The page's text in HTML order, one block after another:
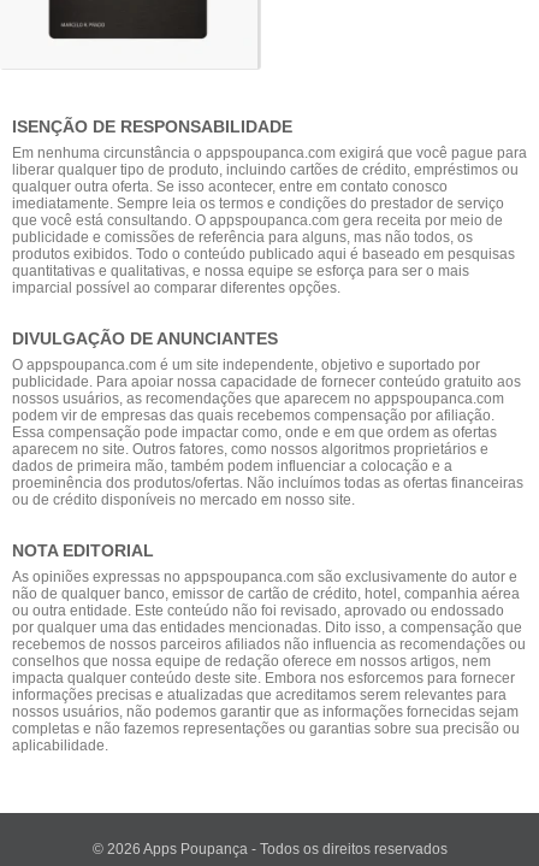
ISENÇÃO DE RESPONSABILIDADE
Em nenhuma circunstância o appspoupanca.com exigirá que você pague para
liberar qualquer tipo de produto, incluindo cartões de crédito, empréstimos ou
qualquer outra oferta. Se isso acontecer, entre em contato conosco
imediatamente. Sempre leia os termos e condições do prestador de serviço
que você está consultando. O appspoupanca.com gera receita por meio de
publicidade e comissões de referência para alguns, mas não todos, os
produtos exibidos. Todo o conteúdo publicado aqui é baseado em pesquisas
quantitativas e qualitativas, e nossa equipe se esforça para ser o mais
imparcial possível ao comparar diferentes opções.
DIVULGAÇÃO DE ANUNCIANTES
O appspoupanca.com é um site independente, objetivo e suportado por
publicidade. Para apoiar nossa capacidade de fornecer conteúdo gratuito aos
nossos usuários, as recomendações que aparecem no appspoupanca.com
podem vir de empresas das quais recebemos compensação por afiliação.
Essa compensação pode impactar como, onde e em que ordem as ofertas
aparecem no site. Outros fatores, como nossos algoritmos proprietários e
dados de primeira mão, também podem influenciar a colocação e a
proeminência dos produtos/ofertas. Não incluímos todas as ofertas financeiras
ou de crédito disponíveis no mercado em nosso site.
NOTA EDITORIAL
As opiniões expressas no appspoupanca.com são exclusivamente do autor e
não de qualquer banco, emissor de cartão de crédito, hotel, companhia aérea
ou outra entidade. Este conteúdo não foi revisado, aprovado ou endossado
por qualquer uma das entidades mencionadas. Dito isso, a compensação que
recebemos de nossos parceiros afiliados não influencia as recomendações ou
conselhos que nossa equipe de redação oferece em nossos artigos, nem
impacta qualquer conteúdo deste site. Embora nos esforcemos para fornecer
informações precisas e atualizadas que acreditamos serem relevantes para
nossos usuários, não podemos garantir que as informações fornecidas sejam
completas e não fazemos representações ou garantias sobre sua precisão ou
aplicabilidade.
© 2026 Apps Poupança - Todos os direitos reservados